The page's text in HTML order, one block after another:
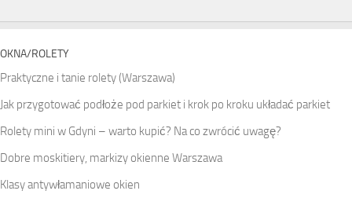
OKNA/ROLETY
Praktyczne i tanie rolety (Warszawa)
Jak przygotować podłoże pod parkiet i krok po kroku układać parkiet
Rolety mini w Gdyni – warto kupić? Na co zwrócić uwagę?
Dobre moskitiery, markizy okienne Warszawa
Klasy antywłamaniowe okien